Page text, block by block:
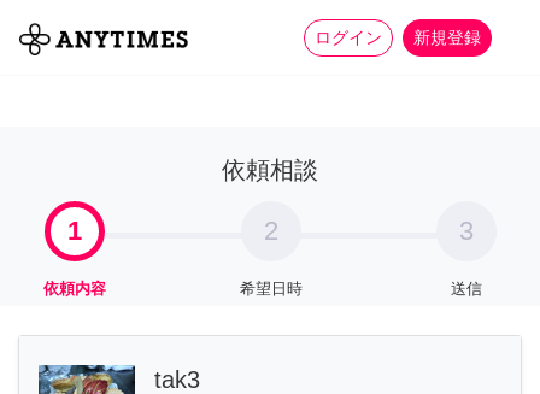
ログイン 新規登録
全て 家事 more_horiz
依頼相談
1
依頼内容
2
希望日時
3
送信
tak3